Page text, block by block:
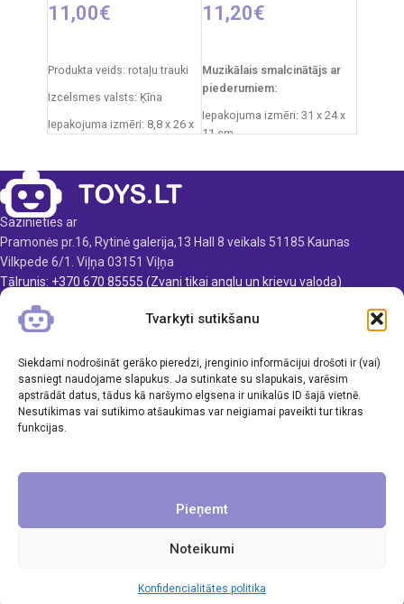
Tvarkyti sutikšanu
Siekdami nodrošināt gerāko pieredzi, įrenginio informācijui drošoti ir (vai)
sasniegt naudojame slapukus. Ja sutinkate su slapukais, varēsim
apstrādāt datus, tādus kā naršymo elgsena ir unikalūs ID šajā vietnē.
Nesutikimas vai sutikimo atšaukimas var neigiamai paveikti tur tikras
funkcijas.
Pieņemt
Noteikumi
Konfidencialitātes politika
11,00€
Produkta veids: rotaļu trauki
Izcelsmes valsts: Ķīna
Iepakojuma izmēri: 8,8 x 26 x
Produkta materiāls:
plastmasa
Ieteicamais vecums: no 3
11,20€
Muzikālais smalcinātājs ar
piederumiem:
Iepakojuma izmēri: 31 x 24 x
11 cm
2xAA
Materiāls: plastmasas
Sazinieties ar
Pramonės pr.16, Rytinė galerija,13 Hall 8 veikals 51185 Kaunas
Vilkpede 6/1. Viļņa 03151 Viļņa
Tālrunis: +370 670 85555 (Zvani tikai anglu un krievu valoda)
E-pasts: info@toys.lt
KLIENTAMS
INFORMĀCIJA